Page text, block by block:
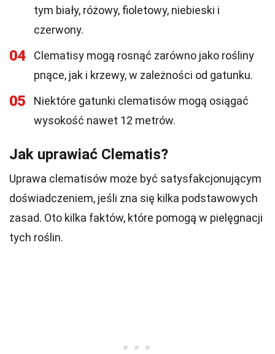
tym biały, różowy, fioletowy, niebieski i
czerwony.
04
Clematisy mogą rosnąć zarówno jako rośliny
pnące, jak i krzewy, w zależności od gatunku.
05
Niektóre gatunki clematisów mogą osiągać
wysokość nawet 12 metrów.
Jak uprawiać Clematis?
Uprawa clematisów może być satysfakcjonującym
doświadczeniem, jeśli zna się kilka podstawowych
zasad. Oto kilka faktów, które pomogą w pielęgnacji
tych roślin.